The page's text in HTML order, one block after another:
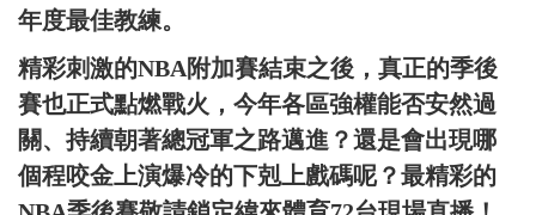
年度最佳教練。
精彩刺激的NBA附加賽結束之後，真正的季後
賽也正式點燃戰火，今年各區強權能否安然過
關、持續朝著總冠軍之路邁進？還是會出現哪
個程咬金上演爆冷的下剋上戲碼呢？最精彩的